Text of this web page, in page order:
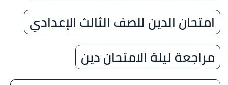
امتحان الدين للصف الثالث الإعدادي
مراجعة ليلة الامتحان دين